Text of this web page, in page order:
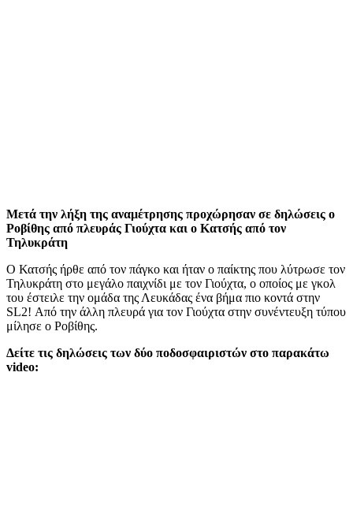
Μετά την λήξη της αναμέτρησης προχώρησαν σε δηλώσεις ο
Ροβίθης από πλευράς Γιούχτα και ο Κατσής από τον
Τηλυκράτη
Ο Κατσής ήρθε από τον πάγκο και ήταν ο παίκτης που λύτρωσε τον
Τηλυκράτη στο μεγάλο παιχνίδι με τον Γιούχτα, ο οποίος με γκολ
του έστειλε την ομάδα της Λευκάδας ένα βήμα πιο κοντά στην
SL2! Από την άλλη πλευρά για τον Γιούχτα στην συνέντευξη τύπου
μίλησε ο Ροβίθης.
Δείτε τις δηλώσεις των δύο ποδοσφαιριστών στο παρακάτω
video: